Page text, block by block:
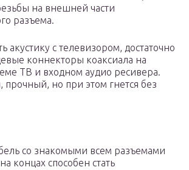
на внешней части
разъема.
акустику с телевизором, достаточно
коннекторы коаксиала на
ТВ и входном аудио ресивера.
прочный, но при этом гнется без
со знакомыми всем разъемами
концах способен стать